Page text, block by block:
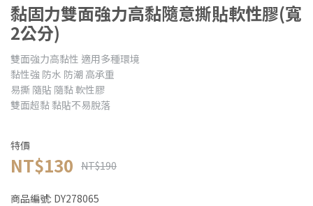
黏固力雙面強力高黏隨意撕貼軟性膠(寬
2公分)
雙面強力高黏性 適用多種環境
黏性強 防水 防潮 高承重
易撕 隨貼 隨黏 軟性膠
雙面超黏 黏貼不易脫落
特價
NT$130 NT$190
商品編號: DY278065